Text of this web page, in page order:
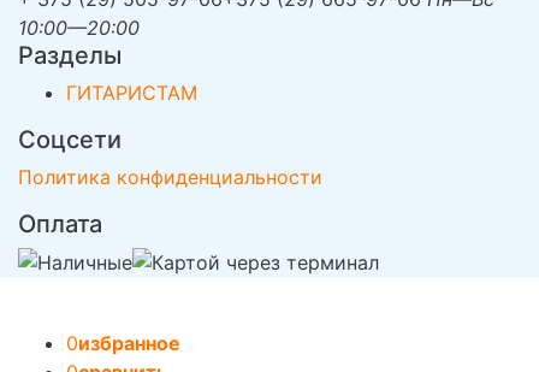
10:00—20:00
Разделы
ГИТАРИСТАМ
Соцсети
Политика конфиденциальности
Оплата
0избранное